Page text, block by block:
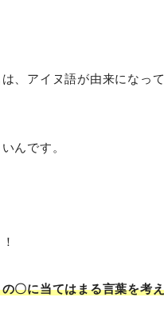
、アイヌ語が由来になっ
んです。
〇に当てはまる言葉を考